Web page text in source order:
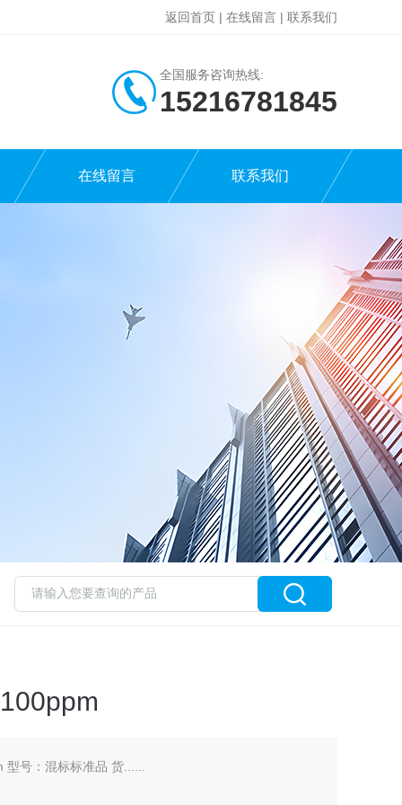
返回首页 | 在线留言 | 联系我们
全国服务咨询热线:
15216781845
在线留言 联系我们
号：混标标准品 货......